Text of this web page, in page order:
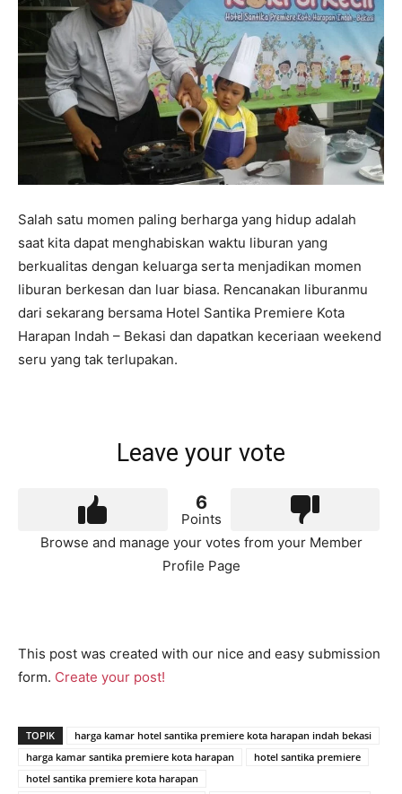
Salah satu momen paling berharga yang hidup adalah
saat kita dapat menghabiskan waktu liburan yang
berkualitas dengan keluarga serta menjadikan momen
liburan berkesan dan luar biasa. Rencanakan liburanmu
dari sekarang bersama Hotel Santika Premiere Kota
Harapan Indah – Bekasi dan dapatkan keceriaan weekend
seru yang tak terlupakan.
Leave your vote
6
Points
Browse and manage your votes from your Member
Profile Page
This post was created with our nice and easy submission
form. Create your post!
TOPIK
harga kamar hotel santika premiere kota harapan indah bekasi
harga kamar santika premiere kota harapan
hotel santika premiere
hotel santika premiere kota harapan